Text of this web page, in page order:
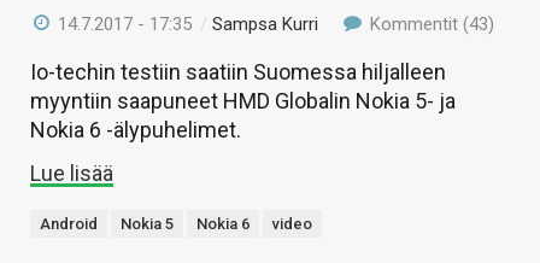
14.7.2017 - 17:35 /Sampsa Kurri Kommentit (43)
Io-techin testiin saatiin Suomessa hiljalleen
myyntiin saapuneet HMD Globalin Nokia 5- ja
Nokia 6 -älypuhelimet.
Lue lisää
Android Nokia 5 Nokia 6 video